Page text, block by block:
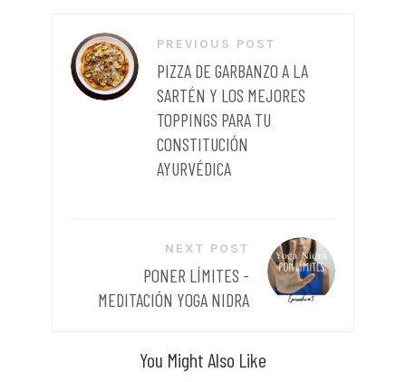
PREVIOUS POST
PIZZA DE GARBANZO A LA
SARTÉN Y LOS MEJORES
TOPPINGS PARA TU
CONSTITUCIÓN
AYURVÉDICA
NEXT POST
PONER LÍMITES -
MEDITACIÓN YOGA NIDRA
You Might Also Like